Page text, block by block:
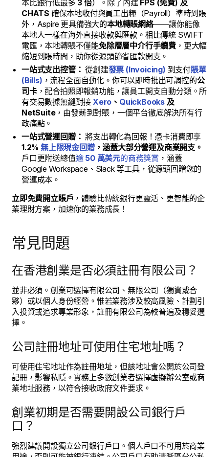
本比銀行低最多 3 倍）。除了內建 FPS (免費) 及
CHATS 確保本地收付與員工出糧（Payroll）準時到賬
外，Aspire 更具備強大的本地轉賬網絡——讓你能像
本地人一樣在海外直接收款與匯款。相比傳統 SWIFT
電匯，本地轉賬不僅能免除層層中介行手續費 ，更大幅
縮短到賬時間，助你從源頭節省匯款開支。
一站式支出控管： 從創建發票 (Invoicing) 到支付賬單
(Bills) ，流程全面自動化。你可以即時批出可調控的公
司卡，配合拍照即報銷功能，讓員工開支自動分類。所
有交易數據無縫對接Xero 、 QuickBooks 及
NetSuite，由發薪到對賬，一個平台徹底解決所有行
政痛點。
一站式營運回贈： 將支出轉化為回報！憑卡消費即享
1.2% 無上限現金回贈，涵蓋大部分營運及商業開支。
戶口更附送總值逾 50 萬美元的商務獎賞 ，涵蓋
Google Workspace、Slack 等工具，從源頭回贈您的
營運成本。
立即免費開立賬戶 ，體驗比傳統銀行更靈活、更智能的企
業理財方案，加速你的業務成長！
常見問題
在香港創業是否必須註冊有限公司？
並非必須。創業可選擇有限公司、無限公司（獨資或合
夥）或以個人身份經營。惟若業務涉及較高風險、計劃引
入投資或追求專業形象，註冊有限公司為較普遍及穩妥選
擇。
公司註冊地址可使用住宅地址嗎？
可使用住宅地址作為註冊地址，但該地址會公開於公司登
記冊，影響私隱。實務上多數創業者選擇虛擬辦公室或商
業地址服務，以符合接收政府文件要求。
創業初期是否需要開設公司銀行戶
口？
強烈建議開設獨立公司銀行戶口。個人戶口不可用於商業